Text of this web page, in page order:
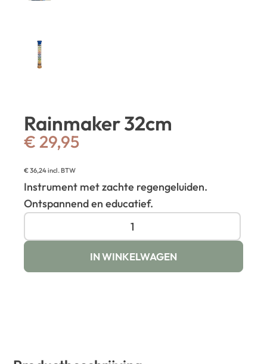
Rainmaker 32cm
€ 29,95
€36,24incl. BTW
Instrument met zachte regengeluiden.
Ontspannend en educatief.
IN WINKELWAGEN